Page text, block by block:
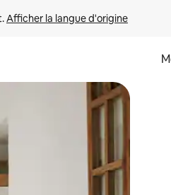
Afficher la langue d'origine